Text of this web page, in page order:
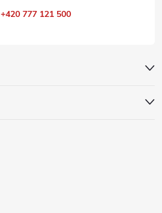
+420 777 121 500